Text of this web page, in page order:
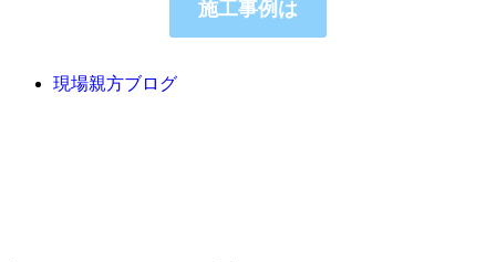
施工事例は
現場親方ブログ